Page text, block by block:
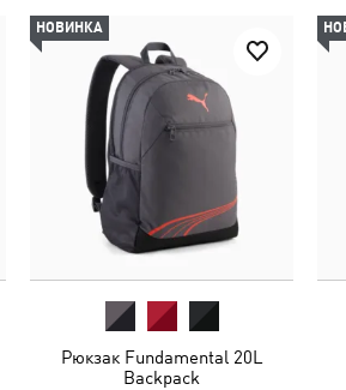
НОВИНКА
Рюкзак Fundamental 20L
Backpack